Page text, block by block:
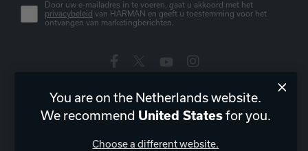
Door uw e-mailadres in te voeren, gaat u akkoord met het
privacybeleid van HARMAN en geeft u toestemming voor het
ontvangen van marketingberichten.
Nederland|NL
You are on the Netherlands website.
We recommend United Statesfor you.
Choose a different website.